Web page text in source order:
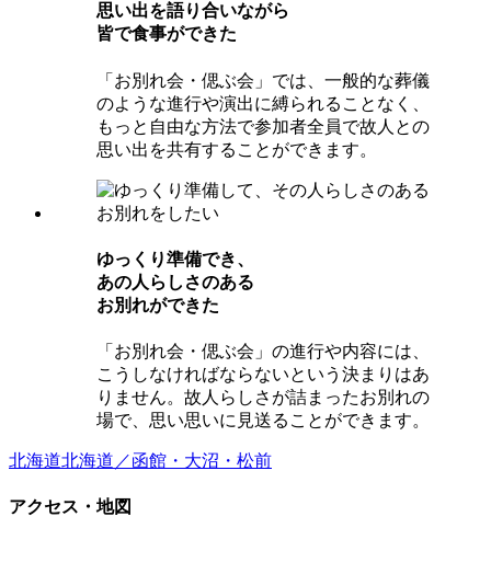
思い出を語り合いながら
皆で⾷事ができた
「お別れ会・偲ぶ会」では、一般的な葬儀
のような進行や演出に縛られることなく、
もっと自由な方法で参加者全員で故人との
思い出を共有することができます。
ゆっくり準備でき、
あの⼈らしさのある
お別れができた
「お別れ会・偲ぶ会」の進行や内容には、
こうしなければならないという決まりはあ
りません。故人らしさが詰まったお別れの
場で、思い思いに見送ることができます。
北海道北海道／函館・大沼・松前
アクセス・地図